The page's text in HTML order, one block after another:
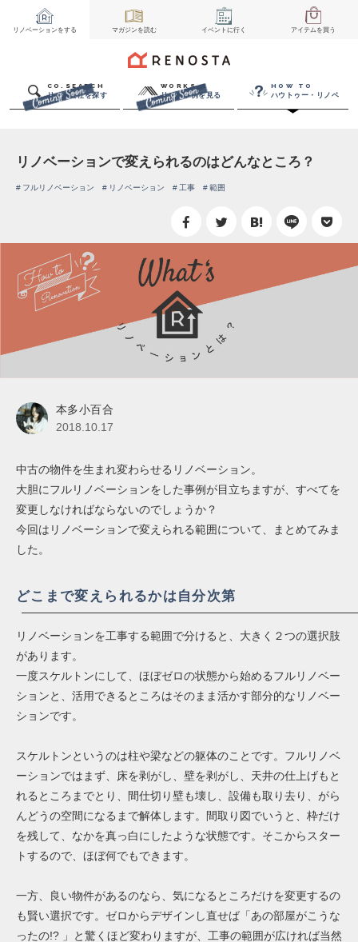
リノベーションをする マガジンを読む イベント に行く アイテムを買う
CO.SEARCH
リノベ会社を探す
WORKS
リノベ事例を見る
HOW TO
ハウトゥー・リノベ
リノベーションで変えられるのはどんなところ？
フルリノベーション リノベーション 工事 範囲
本多小百合
2018.10.17
中古の物件を生まれ変わらせるリノベーション。
大胆にフルリノベーションをした事例が目立ちますが、すべてを
変更しなければならないのでしょうか？
今回はリノベーションで変えられる範囲について、まとめてみま
した。
どこまで変えられるかは自分次第
リノベーションを工事する範囲で分けると、大きく２つの選択肢
があります。
一度スケルトンにして、ほぼゼロの状態から始めるフルリノベー
ションと、活用できるところはそのまま活かす部分的なリノベー
ションです。
スケルトンというのは柱や梁などの躯体のことです。フルリノベ
ーションではまず、床を剥がし、壁を剥がし、天井の仕上げもと
れるところまでとり、間仕切り壁も壊し、設備も取り去り、がら
んどうの空間になるまで解体します。間取り図でいうと、枠だけ
を残して、なかを真っ白にしたような状態です。そこからスター
トするので、ほぼ何でもできます。
一方、良い物件があるのなら、気になるところだけを変更するの
も賢い選択です。ゼロからデザインし直せば「あの部屋がこうな
ったの!? 」と驚くほど変わりますが、工事の範囲が広ければ当然